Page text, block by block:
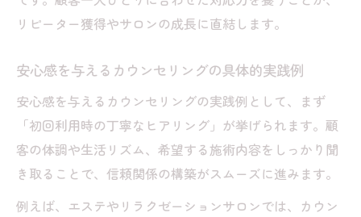
リピーター獲得やサロンの成長に直結します。
安心感を与えるカウンセリングの具体的実践例
安心感を与えるカウンセリングの実践例として、まず
「初回利用時の丁寧なヒアリング」が挙げられます。顧
客の体調や生活リズム、希望する施術内容をしっかり聞
き取ることで、信頼関係の構築がスムーズに進みます。
例えば、エステやリラクゼーションサロンでは、カウン